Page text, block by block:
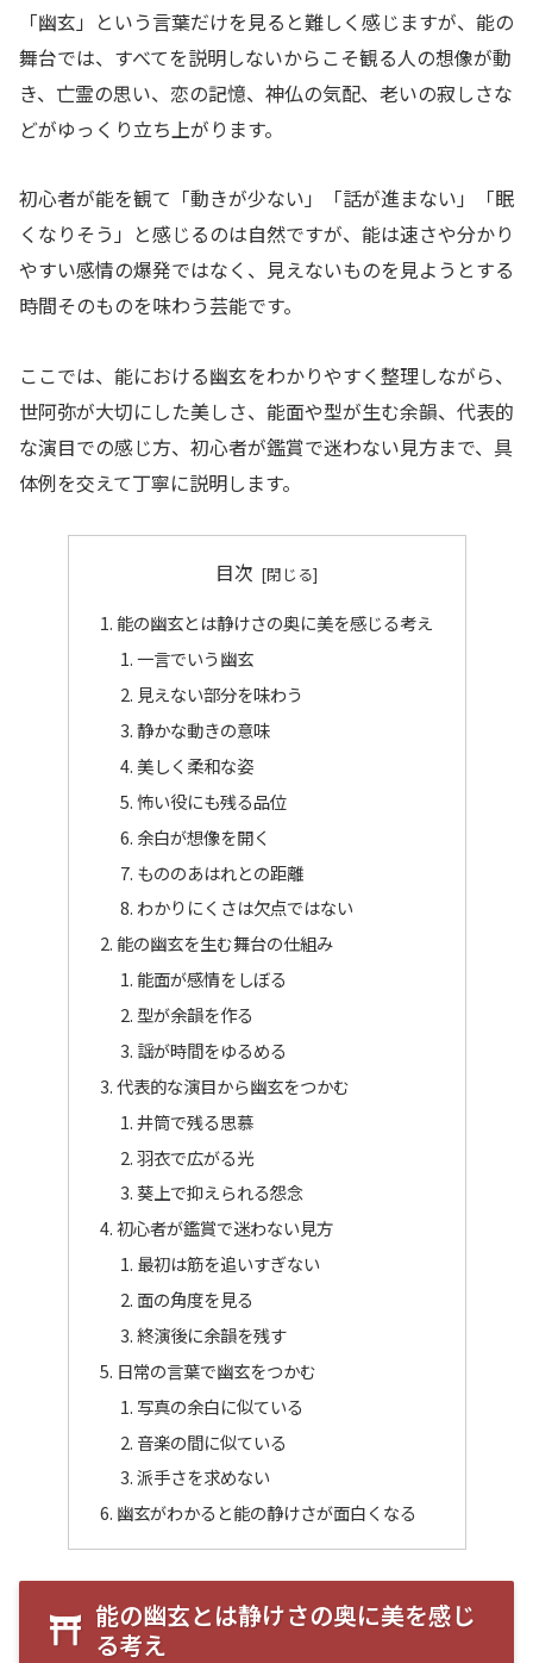
「幽玄」という言葉だけを見ると難しく感じますが、能の
舞台では、すべてを説明しないからこそ観る人の想像が動
き、亡霊の思い、恋の記憶、神仏の気配、老いの寂しさな
どがゆっくり立ち上がります。
初心者が能を観て「動きが少ない」「話が進まない」「眠
くなりそう」と感じるのは自然ですが、能は速さや分かり
やすい感情の爆発ではなく、見えないものを見ようとする
時間そのものを味わう芸能です。
ここでは、能における幽玄をわかりやすく整理しながら、
世阿弥が大切にした美しさ、能面や型が生む余韻、代表的
な演目での感じ方、初心者が鑑賞で迷わない見方まで、具
体例を交えて丁寧に説明します。
目次
能の幽玄とは静けさの奥に美を感じる考え
一言でいう幽玄
見えない部分を味わう
静かな動きの意味
美しく柔和な姿
怖い役にも残る品位
余白が想像を開く
もののあはれとの距離
わかりにくさは欠点ではない
能の幽玄を生む舞台の仕組み
能面が感情をしぼる
型が余韻を作る
謡が時間をゆるめる
代表的な演目から幽玄をつかむ
井筒で残る思慕
羽衣で広がる光
葵上で抑えられる怨念
初心者が鑑賞で迷わない見方
最初は筋を追いすぎない
面の角度を見る
終演後に余韻を残す
日常の言葉で幽玄をつかむ
写真の余白に似ている
音楽の間に似ている
派手さを求めない
幽玄がわかると能の静けさが面白くなる
能の幽玄とは静けさの奥に美を感じ
る考え